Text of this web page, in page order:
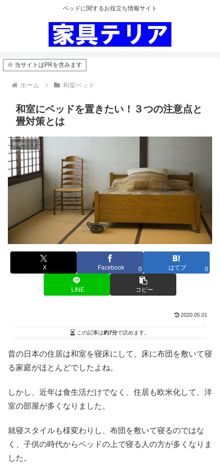
ベッドに関するお役立ち情報サイト
※ 当サイトはPRを含みます
ホーム 和室ベッド
和室にベッドを置きたい！３つの注意点と
畳対策とは
和室ベッド
X Facebook 0 はてブ 0
LINE コピー
2020.05.01
この記事は約7分で読めます。
昔の日本の住居は和室を寝床にして、床に布団を敷いて寝
る家庭がほとんどでしたよね。
しかし、近年は食生活だけでなく、住居も欧米化して、洋
室の部屋が多くなりました。
就寝スタイルも様変わりし、布団を敷いて寝るのではな
く、子供の時代からベッドの上で寝る人の方が多くなりま
した。